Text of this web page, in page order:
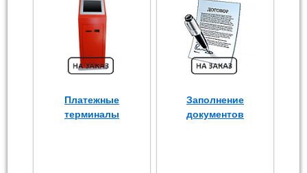
Платежные
терминалы
Заполнение
документов